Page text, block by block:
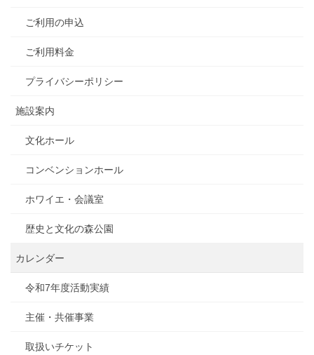
ご利用の申込
ご利用料金
プライバシーポリシー
施設案内
文化ホール
コンベンションホール
ホワイエ・会議室
歴史と文化の森公園
カレンダー
令和7年度活動実績
主催・共催事業
取扱いチケット